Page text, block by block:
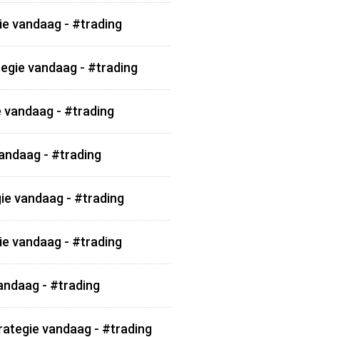
vandaag - #trading
vandaag - #trading
vandaag - #trading
- #trading
vandaag - #trading
vandaag - #trading
- #trading
vandaag - #trading